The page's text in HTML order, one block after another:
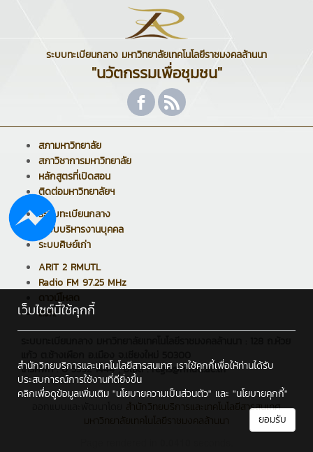
ระบบทะเบียนกลาง มหาวิทยาลัยเทคโนโลยีราชมงคลล้านนา
"นวัตกรรมเพื่อชุมชน"
สภามหาวิทยาลัย
สภาวิชาการมหาวิทยาลัย
หลักสูตรที่เปิดสอน
ติดต่อมหาวิทยาลัยฯ
ระบบทะเบียนกลาง
ระบบบริหารงานบุคคล
ระบบศิษย์เก่า
ARIT 2 RMUTL
Radio FM 97.25 MHz
ดาวน์โหลด
สวท.
โทรศัพท์ : 0 5392 1444 , อีเมล : regis@rmutl.ac.th
เว็บไซต์นี้ใช้คุกกี้
สำนักวิทยบริการและเทคโนโลยีสารสนเทศ เราใช้คุกกี้เพื่อให้ท่านได้รับ
ประสบการณ์การใช้งานที่ดียิ่งขึ้น
คลิกเพื่อดูข้อมูลเพิ่มเติม "นโยบายความเป็นส่วนตัว" และ "นโยบายคุกกี้"
ยอมรับ
สำนักวิทยบริการและเทคโนโลยีสารสนเทศ
มหาวิทยาลัยเทคโนโลยีราชมงคลล้านนา